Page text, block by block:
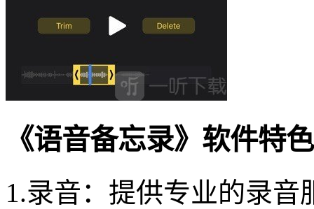
《语音备忘录》软件特
1.录音：提供专业的录